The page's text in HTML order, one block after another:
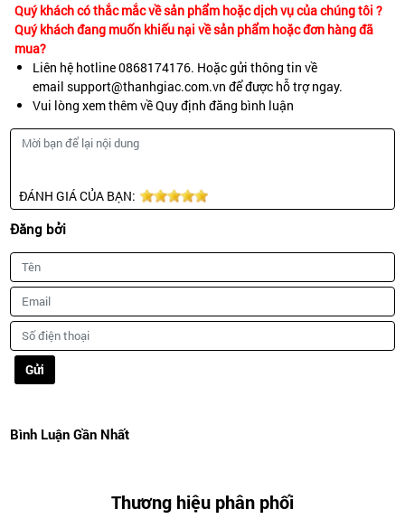
Quý khách có thắc mắc về sản phẩm hoặc dịch vụ của chúng tôi ?
Quý khách đang muốn khiếu nại về sản phẩm hoặc đơn hàng đã
mua?
Liên hệ hotline 0868174176. Hoặc gửi thông tin về
email support@thanhgiac.com.vn để được hỗ trợ ngay.
Vui lòng xem thêm về Quy định đăng bình luận
ĐÁNH GIÁ CỦA BẠN:
Đăng bởi
Gửi
Bình Luận Gần Nhất
Thương hiệu phân phối